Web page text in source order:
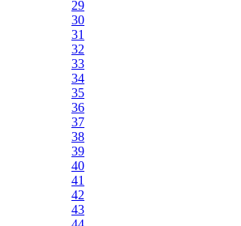
29
30
31
32
33
34
35
36
37
38
39
40
41
42
43